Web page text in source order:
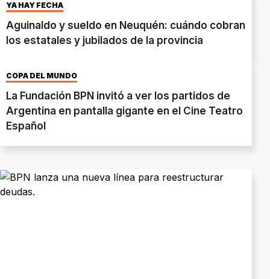
YA HAY FECHA
Aguinaldo y sueldo en Neuquén: cuándo cobran
los estatales y jubilados de la provincia
COPA DEL MUNDO
La Fundación BPN invitó a ver los partidos de
Argentina en pantalla gigante en el Cine Teatro
Español